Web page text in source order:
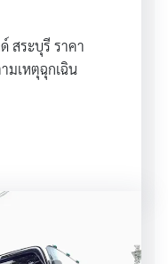
สระบุรี ราคา
มเหตุฉุกเฉิน